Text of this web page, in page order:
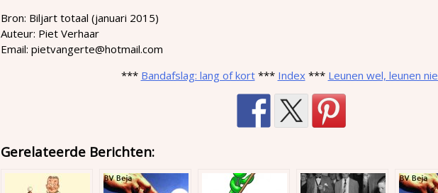
Bron: Biljart totaal (januari 2015)
Auteur: Piet Verhaar
Email: pietvangerte@hotmail.com
*** Bandafslag: lang of kort*** Index*** Leunen wel, leunen
Gerelateerde Berichten: